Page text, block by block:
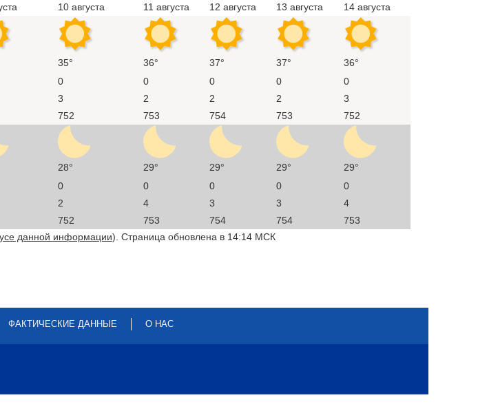
10 августа
11 августа
12 августа
13 августа
14 августа
35° 36° 37° 37°
36°
0 0 0 0
0
3 2 2 2
3
752 753 754 753 752
28° 29° 29° 29°
29°
0 0 0 0
0
2 4 3 3
4
752 753 754 754
753
данной информации). Страница обновлена в 14:14 МСК
ФАКТИЧЕСКИЕ ДАННЫЕ О НАС